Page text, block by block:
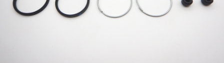
バイク用診断テスター（7）
アメリカ車（15）
ブレーキキャリパーリペアキット（368）